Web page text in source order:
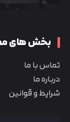
بخش های
تماس با ما
درباره ما
شرایط و قوانین